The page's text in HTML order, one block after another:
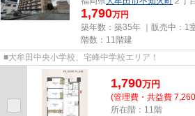
1,790万円
築年数：築35年 ｜販売中： 1
階数：11階建
■大牟田中央小学校、宅峰中学校エリア！
1,790万円
(管理費・共益費
所在階：11階